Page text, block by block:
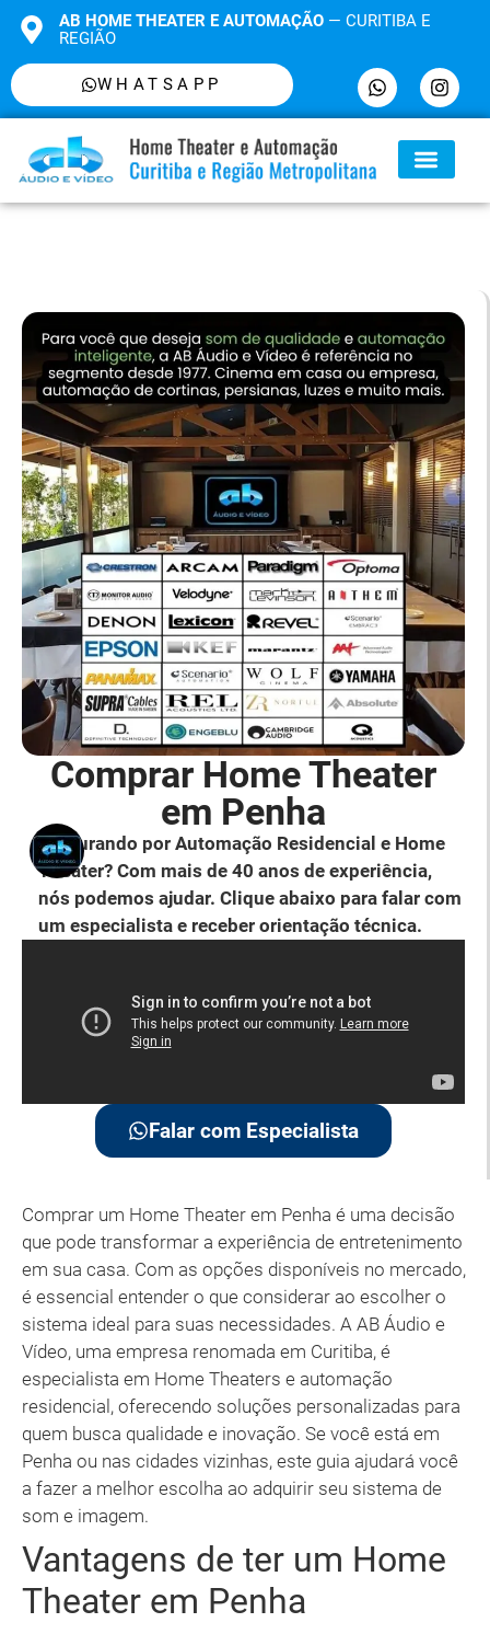
AB HOME THEATER E AUTOMAÇÃO— CURITIBA E
REGIÃO
WHATSAPP
Comprar Home Theater
em Penha
Procurando por Automação Residencial e Home
Theater? Com mais de 40 anos de experiência,
nós podemos ajudar. Clique abaixo para falar com
um especialista e receber orientação técnica.
Falar com Especialista
Comprar um Home Theater em Penha é uma decisão
que pode transformar a experiência de entretenimento
em sua casa. Com as opções disponíveis no mercado,
é essencial entender o que considerar ao escolher o
sistema ideal para suas necessidades. A AB Áudio e
Vídeo, uma empresa renomada em Curitiba, é
especialista em Home Theaters e automação
residencial, oferecendo soluções personalizadas para
quem busca qualidade e inovação. Se você está em
Penha ou nas cidades vizinhas, este guia ajudará você
a fazer a melhor escolha ao adquirir seu sistema de
som e imagem.
Vantagens de ter um Home
Theater em Penha